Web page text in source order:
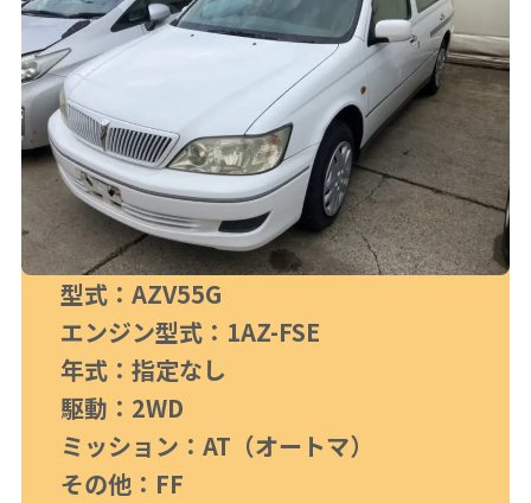
型式：AZV55G
エンジン型式：1AZ-FSE
年式：指定なし
駆動：2WD
ミッション：AT（オートマ）
その他：FF